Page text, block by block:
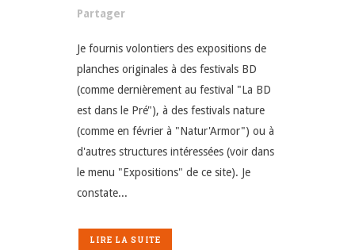
Partager
Je fournis volontiers des expositions de
planches originales à des festivals BD
(comme dernièrement au festival "La BD
est dans le Pré"), à des festivals nature
(comme en février à "Natur'Armor") ou à
d'autres structures intéressées (voir dans
le menu "Expositions" de ce site). Je
constate...
LIRE LA SUITE